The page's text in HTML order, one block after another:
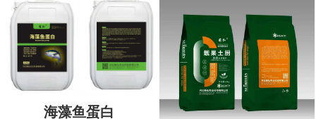
海藻鱼蛋白